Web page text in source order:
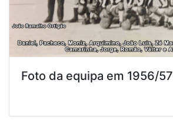
Foto da equipa em 1956/57